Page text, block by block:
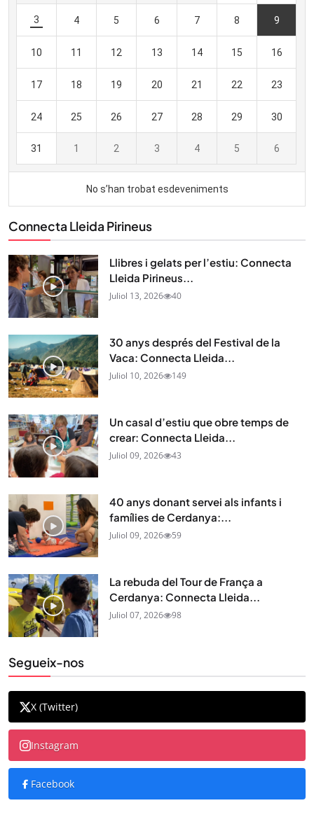
Connecta Lleida Pirineus
Llibres i gelats per l’estiu: Connecta
Lleida Pirineus...
Juliol 13, 2026 40
30 anys després del Festival de la
Vaca: Connecta Lleida...
Juliol 10, 2026 149
Un casal d’estiu que obre temps de
crear: Connecta Lleida...
Juliol 09, 2026 43
40 anys donant servei als infants i
famílies de Cerdanya:...
Juliol 09, 2026 59
La rebuda del Tour de França a
Cerdanya: Connecta Lleida...
Juliol 07, 2026 98
Segueix-nos
X (Twitter)
Instagram
Facebook